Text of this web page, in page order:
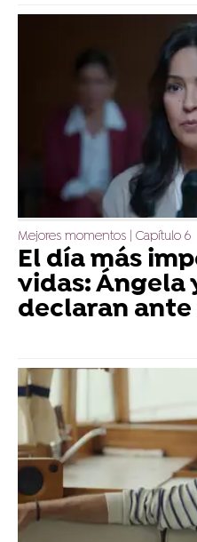
Mejores momentos | Capítulo 6
El día más
vidas: Ángela
declaran ante